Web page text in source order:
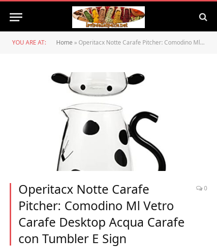
YOU ARE AT: Home » Operitacx Notte Carafe Pitcher: Comodino Ml Vetro Carafe Desktop Acqua Carafe con Tumbler E Sign
Operitacx Notte Carafe
Pitcher: Comodino Ml Vetro
Carafe Desktop Acqua Carafe
con Tumbler E Sign
0